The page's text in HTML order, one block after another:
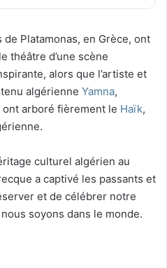
de Platamonas, en Grèce, ont
théâtre d’une scène
alors que l’artiste et
algérienne Yamna,
ont arboré fièrement le Haïk,
culturel algérien au
a captivé les passants et
et de célébrer notre
soyons dans le monde.